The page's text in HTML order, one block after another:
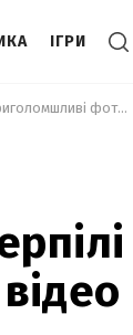
ІГРИ
У Росії обвалився автомобільний міст: є потерпілі – приголомшливі фото та відео